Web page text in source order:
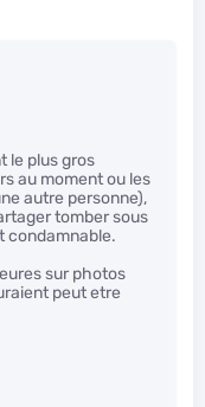
le plus gros
au moment ou les
autre personne),
tomber sous
condamnable.
sur photos
peut etre